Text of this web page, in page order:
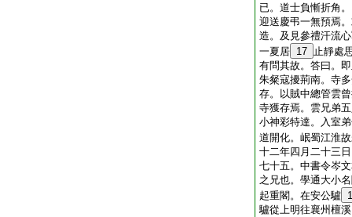
已。道士負慚折角
迎送慶弔一無預焉
造。及見參禮汗流
一夏居 17 止靜處
有問其故。答曰。
朱粲寇擾荊南。寺
存。以賊中總管雲
寺獲存焉。雲兄弟
小神彩特達。入室
道開化。岷蜀江淮
十二年四月二十三
七十五。中書令岑
之兄也。學通大小
起重閣。在安公驢
驢從上明往襄州檀